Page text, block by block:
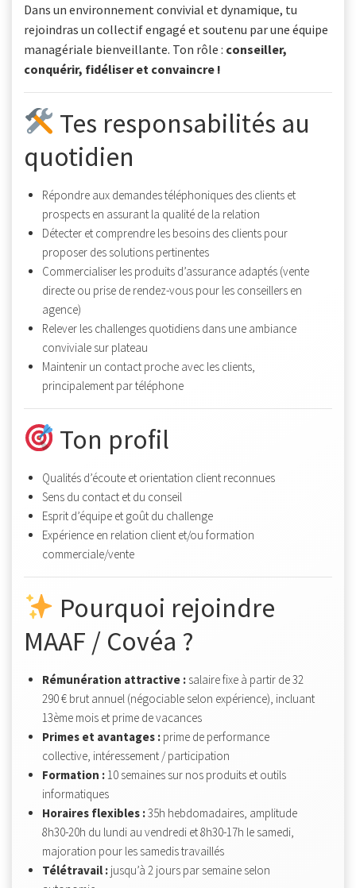
Dans un environnement convivial et dynamique, tu
rejoindras un collectif engagé et soutenu par une équipe
managériale bienveillante. Ton rôle : conseiller,
conquérir, fidéliser et convaincre !
Tes responsabilités au
quotidien
Répondre aux demandes téléphoniques des clients et
prospects en assurant la qualité de la relation
Détecter et comprendre les besoins des clients pour
proposer des solutions pertinentes
Commercialiser les produits d’assurance adaptés (vente
directe ou prise de rendez-vous pour les conseillers en
agence)
Relever les challenges quotidiens dans une ambiance
conviviale sur plateau
Maintenir un contact proche avec les clients,
principalement par téléphone
Ton profil
Qualités d’écoute et orientation client reconnues
Sens du contact et du conseil
Esprit d’équipe et goût du challenge
Expérience en relation client et/ou formation
commerciale/vente
Pourquoi rejoindre
MAAF / Covéa ?
Rémunération attractive :salaire fixe à partir de 32
290 € brut annuel (négociable selon expérience), incluant
13ème mois et prime de vacances
Primes et avantages :prime de performance
collective, intéressement / participation
Formation :10 semaines sur nos produits et outils
informatiques
Horaires flexibles :35h hebdomadaires, amplitude
8h30-20h du lundi au vendredi et 8h30-17h le samedi,
majoration pour les samedis travaillés
Télétravail :jusqu’à 2 jours par semaine selon